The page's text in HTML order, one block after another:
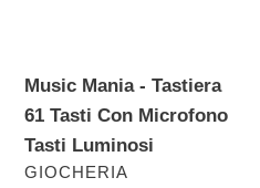
Tasti
Luminosi
Music Mania - Tastiera
61 Tasti Con Microfono
Tasti Luminosi
VENDITORE
GIOCHERIA